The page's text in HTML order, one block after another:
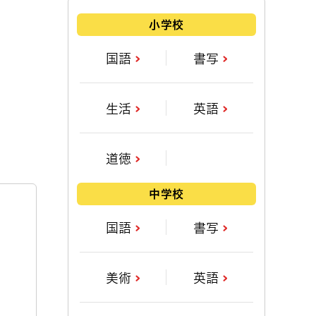
小学校
国語 書写
生活 英語
道徳
中学校
国語 書写
美術 英語